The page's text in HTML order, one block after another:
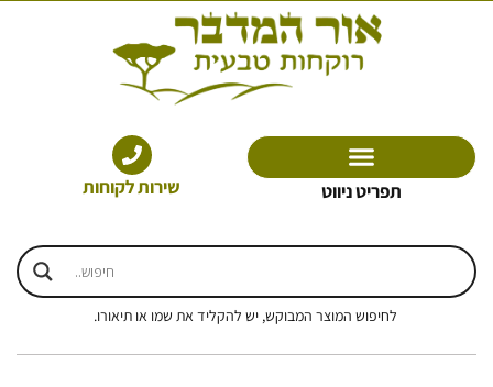
תפריט ניווט שירות לקוחות
לחיפוש המוצר המבוקש, יש להקליד את שמו או תיאורו.